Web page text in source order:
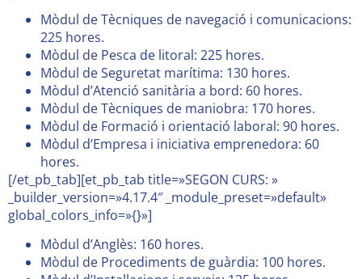
Mòdul de Tècniques de navegació i comunicacions:
225 hores.
Mòdul de Pesca de litoral: 225 hores.
Mòdul de Seguretat marítima: 130 hores.
Mòdul d’Atenció sanitària a bord: 60 hores.
Mòdul de Tècniques de maniobra: 170 hores.
Mòdul de Formació i orientació laboral: 90 hores.
Mòdul d’Empresa i iniciativa emprenedora: 60
hores.
[/et_pb_tab][et_pb_tab title=»SEGON CURS: »
_builder_version=»4.17.4″ _module_preset=»default»
global_colors_info=»{}»]
Mòdul d’Anglès: 160 hores.
Mòdul de Procediments de guàrdia: 100 hores.